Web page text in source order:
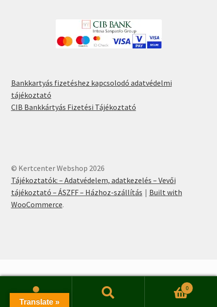
Bankkartyás fizetéshez kapcsolodó adatvédelmi
tájékoztató
CIB Bankkártyás Fizetési Tájékoztató
© Kertcenter Webshop 2026
Tájékoztatók: – Adatvédelem, adatkezelés – Vevői
tájékoztató – ÁSZFF – Házhoz-szállítás
Built with
WooCommerce.
Keresés
Keresés
0
Translate »